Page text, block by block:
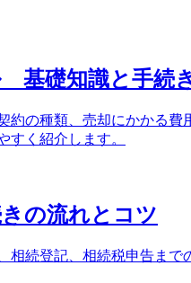
基礎知識と手続
の種類、売却にかかる
く紹介します。
の流れとコツ
続登記、相続税申告ま